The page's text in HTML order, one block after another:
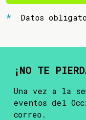
Datos
¡NO TE
Una vez a la
eventos del
correo.